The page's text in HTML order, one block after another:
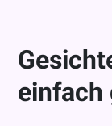
einfach